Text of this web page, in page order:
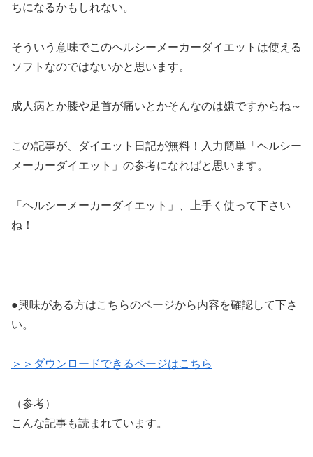
ちになるかもしれない。
そういう意味でこのヘルシーメーカーダイエットは使える
ソフトなのではないかと思います。
成人病とか膝や足首が痛いとかそんなのは嫌ですからね～
この記事が、ダイエット日記が無料！入力簡単「ヘルシー
メーカーダイエット」の参考になればと思います。
「ヘルシーメーカーダイエット」、上手く使って下さい
ね！
●興味がある方はこちらのページから内容を確認して下さ
い。
＞＞ダウンロードできるページはこちら
（参考）
こんな記事も読まれています。